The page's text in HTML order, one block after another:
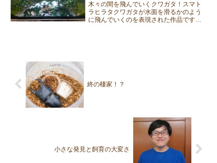
木々の間を飛んでいくクワガタ！スマト
ラヒラタクワガタが水面を滑るかのよう
に飛んでいくのを表現された作品です。
終の棲家！？
小さな発見と飼育の大変さ